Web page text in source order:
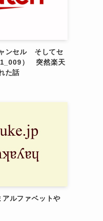
ンセル そしてセ
） 突然楽天
た話
ルファベットや